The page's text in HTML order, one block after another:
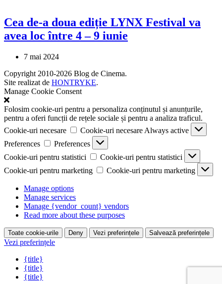
Cea de-a doua ediție LYNX Festival va
avea loc între 4 – 9 iunie
7 mai 2024
Copyright 2010-2026 Blog de Cinema.
Site realizat de HONTRYKE.
Manage Cookie Consent
Folosim cookie-uri pentru a personaliza conținutul și anunțurile,
pentru a oferi funcții de rețele sociale și pentru a analiza traficul.
Cookie-uri necesare
Cookie-uri necesare Always active
Preferences
Preferences
Cookie-uri pentru statistici
Cookie-uri pentru statistici
Cookie-uri pentru marketing
Cookie-uri pentru marketing
Manage options
Manage services
Manage {vendor_count} vendors
Read more about these purposes
Toate cookie-urile Deny Vezi preferințele Salvează preferințele
Vezi preferințele
{title}
{title}
{title}